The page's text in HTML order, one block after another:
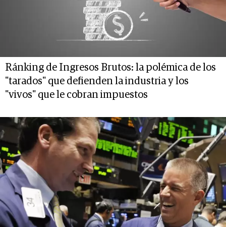
Ránking de Ingresos Brutos: la polémica de los
"tarados" que defienden la industria y los
"vivos" que le cobran impuestos